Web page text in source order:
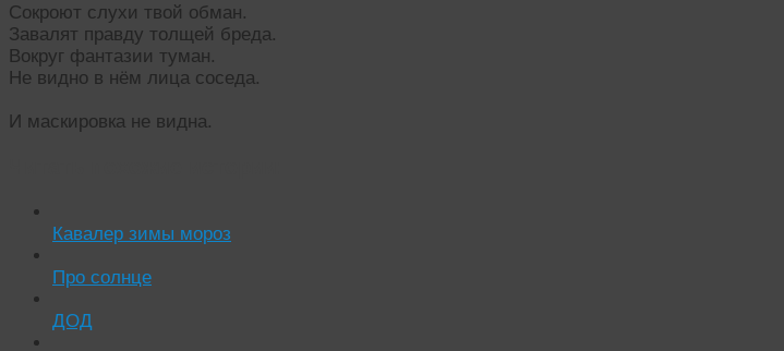
Сокроют слухи твой обман.
Завалят правду толщей бреда.
Вокруг фантазии туман.
Не видно в нём лица соседа.
И маскировка не видна.
Кавалер зимы мороз
Про солнце
ДОД